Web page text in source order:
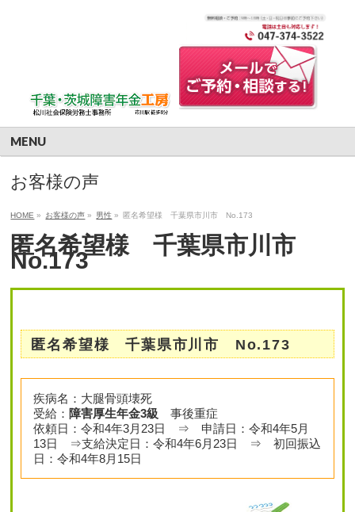
MENU
お客様の声
HOME » お客様の声 » 男性 » 匿名希望様 千葉県市川市 No.173
匿名希望様 千葉県市川市
No.173
匿名希望様 千葉県市川市 No.173
疾病名：大腿骨頭壊死
受給： 障害厚生年金3級 事後重症
依頼日：令和4年3月23日 ⇒ 申請日：令和4年5月
13日 ⇒支給決定日：令和4年6月23日 ⇒ 初回振込
日：令和4年8月15日